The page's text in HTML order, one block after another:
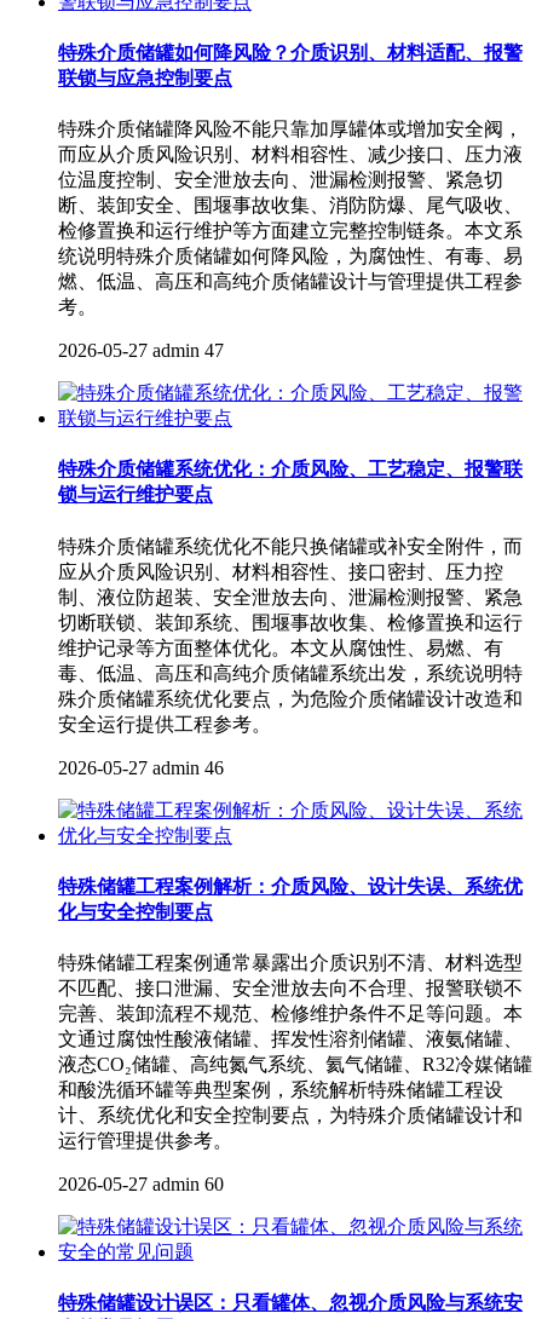
特殊介质储罐如何降风险？介质识别、材料适配、报警
联锁与应急控制要点
特殊介质储罐降风险不能只靠加厚罐体或增加安全阀，
而应从介质风险识别、材料相容性、减少接口、压力液
位温度控制、安全泄放去向、泄漏检测报警、紧急切
断、装卸安全、围堰事故收集、消防防爆、尾气吸收、
检修置换和运行维护等方面建立完整控制链条。本文系
统说明特殊介质储罐如何降风险，为腐蚀性、有毒、易
燃、低温、高压和高纯介质储罐设计与管理提供工程参
考。
2026-05-27 admin 47
特殊介质储罐系统优化：介质风险、工艺稳定、报警联
锁与运行维护要点
特殊介质储罐系统优化不能只换储罐或补安全附件，而
应从介质风险识别、材料相容性、接口密封、压力控
制、液位防超装、安全泄放去向、泄漏检测报警、紧急
切断联锁、装卸系统、围堰事故收集、检修置换和运行
维护记录等方面整体优化。本文从腐蚀性、易燃、有
毒、低温、高压和高纯介质储罐系统出发，系统说明特
殊介质储罐系统优化要点，为危险介质储罐设计改造和
安全运行提供工程参考。
2026-05-27 admin 46
特殊储罐工程案例解析：介质风险、设计失误、系统优
化与安全控制要点
特殊储罐工程案例通常暴露出介质识别不清、材料选型
不匹配、接口泄漏、安全泄放去向不合理、报警联锁不
完善、装卸流程不规范、检修维护条件不足等问题。本
文通过腐蚀性酸液储罐、挥发性溶剂储罐、液氨储罐、
液态CO₂储罐、高纯氮气系统、氦气储罐、R32冷媒储罐
和酸洗循环罐等典型案例，系统解析特殊储罐工程设
计、系统优化和安全控制要点，为特殊介质储罐设计和
运行管理提供参考。
2026-05-27 admin 60
特殊储罐设计误区：只看罐体、忽视介质风险与系统安